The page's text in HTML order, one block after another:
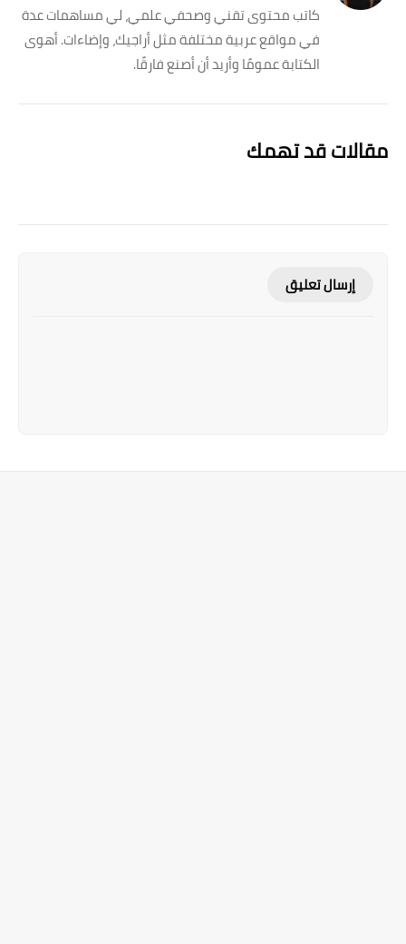
كاتب محتوى تقني وصحفي علمي، لي مساهمات عدة
في مواقع عربية مختلفة مثل أراجيك، وإضاءات. أهوى
الكتابة عمومًا وأريد أن أصنع فارقًا.
مقالات قد تهمك
إرسال تعليق